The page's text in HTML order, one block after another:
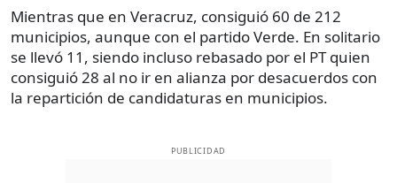
Mientras que en Veracruz, consiguió 60 de 212
municipios, aunque con el partido Verde. En solitario
se llevó 11, siendo incluso rebasado por el PT quien
consiguió 28 al no ir en alianza por desacuerdos con
la repartición de candidaturas en municipios.
PUBLICIDAD